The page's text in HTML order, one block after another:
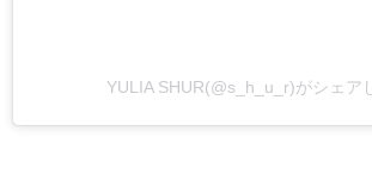
YULIA SHUR(@s_h_u_r)がシェア